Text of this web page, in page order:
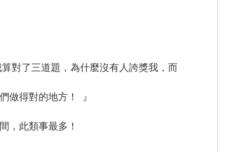
對了三道題，為什麼沒有人誇獎我，而
做得對的地方！ 』
，此類事最多！